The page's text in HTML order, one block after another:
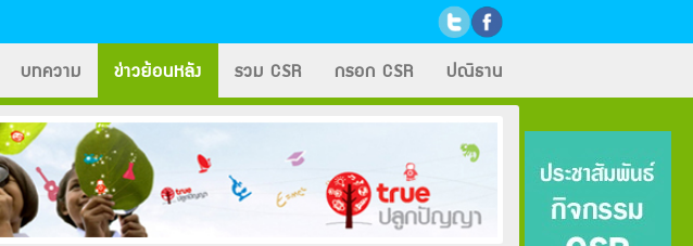
บทความ ข่าวย้อนหลัง รวม CSR กรอก CSR ปณิธาน